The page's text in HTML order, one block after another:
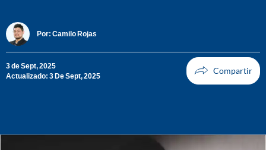
Por: Camilo Rojas
3 de Sept, 2025
Actualizado: 3 De Sept, 2025